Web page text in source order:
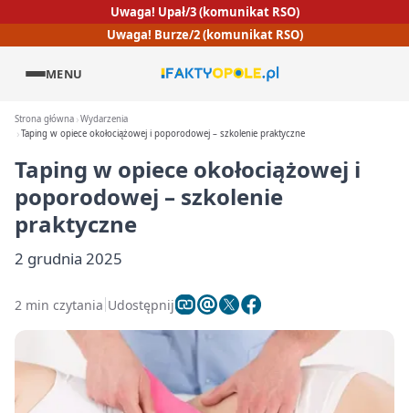
Uwaga! Upał/3 (komunikat RSO)
Uwaga! Burze/2 (komunikat RSO)
MENU
Strona główna Wydarzenia
Taping w opiece okołociążowej i poporodowej – szkolenie praktyczne
Taping w opiece okołociążowej i
poporodowej – szkolenie
praktyczne
2 grudnia 2025
2 min czytania Udostępnij